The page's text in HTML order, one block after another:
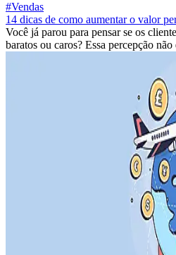
#Vendas
14 dicas de como aumentar o valor
Você já parou para pensar se os
baratos ou caros? Essa percepção não